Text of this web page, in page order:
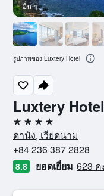
Luxtery Hotel
4 ดาว
ดานัง, เวียดนาม
+84 236 387 2828
8.8 ยอดเยี่ยม 623
อื่น ๆ
รูปภาพของ Luxtery Hotel